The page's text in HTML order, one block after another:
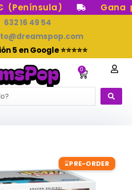
Gana
632 16 49 54
5 en Google ⭐⭐⭐⭐⭐
0
Carrito
⌛PRE-ORDER